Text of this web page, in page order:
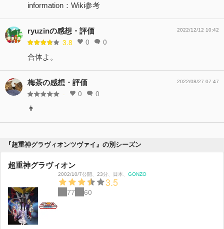
information：Wiki参考
ryuzinの感想・評価
3.8 0 0
2022/12/12 10:42
合体よ。
梅茶の感想・評価
- 0 0
2022/08/27 07:47
👨
『超重神グラヴィオンツヴァイ』の別シーズン
超重神グラヴィオン
2002/10/7公開 23分 日本 GONZO
3.5
77 60